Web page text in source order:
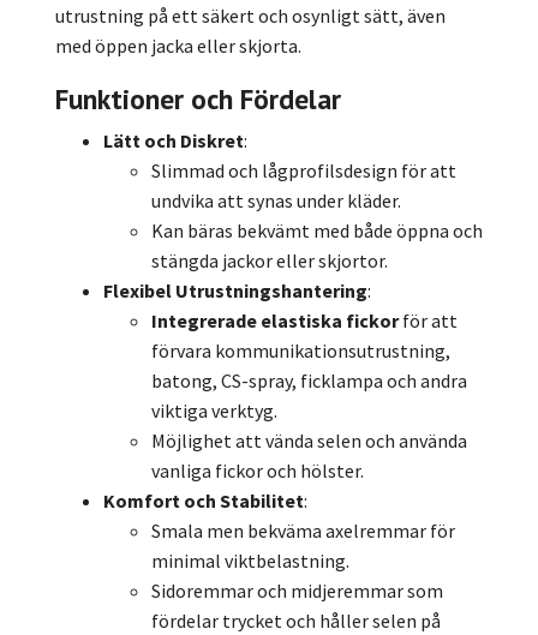
utrustning på ett säkert och osynligt sätt, även
med öppen jacka eller skjorta.
Funktioner och Fördelar
Lätt och Diskret:
Slimmad och lågprofilsdesign för att
undvika att synas under kläder.
Kan bäras bekvämt med både öppna och
stängda jackor eller skjortor.
Flexibel Utrustningshantering:
Integrerade elastiska fickor för att
förvara kommunikationsutrustning,
batong, CS-spray, ficklampa och andra
viktiga verktyg.
Möjlighet att vända selen och använda
vanliga fickor och hölster.
Komfort och Stabilitet:
Smala men bekväma axelremmar för
minimal viktbelastning.
Sidoremmar och midjeremmar som
fördelar trycket och håller selen på